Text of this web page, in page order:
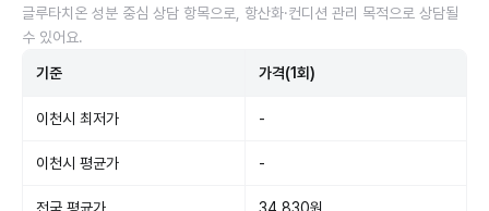
글루타치온 성분 중심 상담 항목으로, 항산화·컨디션 관리 목적으로 상담될
수 있어요.
기준 가격(1회)
이천시 최저가 -
이천시 평균가 -